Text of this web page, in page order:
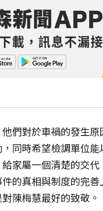
們對於車禍的發生
同時希望檢調單位
家屬一個清楚的交
的真相與制度的完
陳梅慧最好的致敬。